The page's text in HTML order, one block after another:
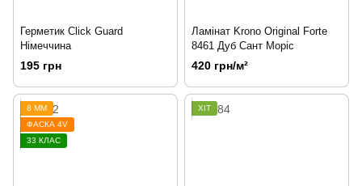
Герметик Click Guard
Німеччина
195 грн
Ламінат Krono Original Forte
8461 Дуб Сант Моріс
420 грн/м²
8 ММ
ФАСКА 4V
33 КЛАС
ХІТ